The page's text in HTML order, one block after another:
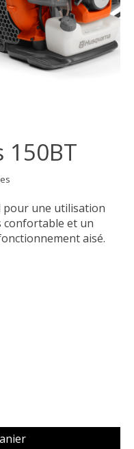
pour une utilisation
confortable et un
aisé.